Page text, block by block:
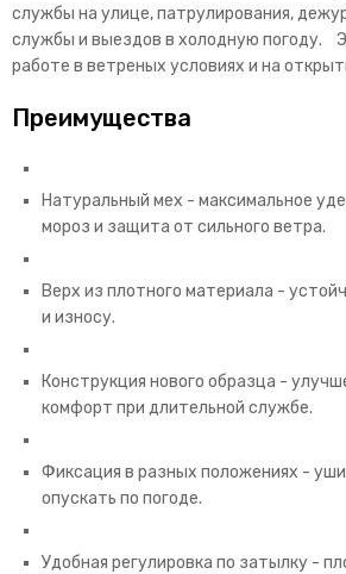
службы на улице, патрулирования,
службы и выездов в холодную погоду.
работе в ветреных условиях и на
Преимущества
Натуральный мех - максимальное
мороз и защита от сильного ветра.
Верх из плотного материала -
и износу.
Конструкция нового образца -
комфорт при длительной службе.
Фиксация в разных положениях -
опускать по погоде.
Удобная регулировка по затылку -